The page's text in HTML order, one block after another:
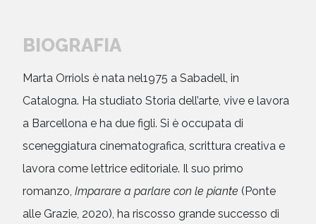
BIOGRAFIA
Marta Orriols è nata nel1975 a Sabadell, in
Catalogna. Ha studiato Storia dell’arte, vive e lavora
a Barcellona e ha due figli. Si è occupata di
sceneggiatura cinematografica, scrittura creativa e
lavora come lettrice editoriale. Il suo primo
romanzo,Imparare a parlare con le piante (Ponte
alle Grazie, 2020), ha riscosso grande successo di